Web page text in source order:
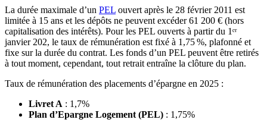
La durée maximale d’un PEL ouvert après le 28 février 2011 est
limitée à 15 ans et les dépôts ne peuvent excéder 61 200 € (hors
capitalisation des intérêts). Pour les PEL ouverts à partir du 1ᵉʳ
janvier 202, le taux de rémunération est fixé à 1,75 %, plafonné et
fixe sur la durée du contrat. Les fonds d’un PEL peuvent être retirés
à tout moment, cependant, tout retrait entraîne la clôture du plan.
Taux de rémunération des placements d’épargne en 2025 :
Livret A : 1,7%
Plan d’Epargne Logement (PEL) : 1,75%